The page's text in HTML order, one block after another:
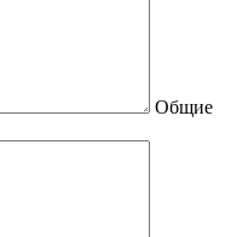
Общие